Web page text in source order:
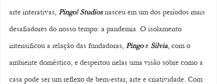
arte interativas, Pingo! Studios nasceu em um dos períodos mais
desafiadores do nosso tempo: a pandemia. O isolamento
intensificou a relação das fundadoras, Pingo e Silvia, com o
ambiente doméstico, e despertou nelas uma visão sobre como a
casa pode ser um reflexo de bem-estar, arte e criatividade. Com